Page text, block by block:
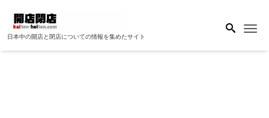
日本中の開店と閉店についての情報を集めたサイト